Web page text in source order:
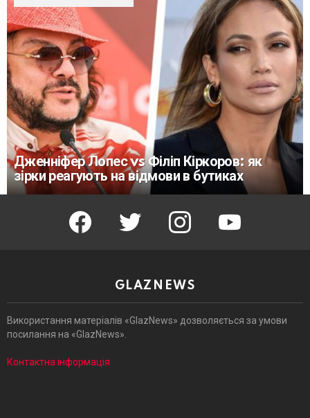
Дженніфер Лопес vs Філіп Кіркоров: як
зірки реагують на відмови в бутиках
facebook twitter instagram youtube
GLAZNEWS
Використання матеріалів «GlazNews» дозволяється за умови
посилання на «GlazNews».
Контактна інформація